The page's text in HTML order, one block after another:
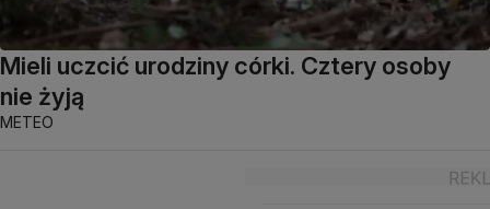
Mieli uczcić urodziny córki. Cztery osoby
nie żyją
METEO